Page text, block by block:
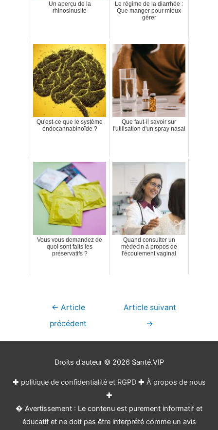
Un aperçu de la
rhinosinusite
Le régime de la diarrhée :
Que manger pour mieux
gérer
Qu'est-ce que le système
endocannabinoïde ?
Que faut-il savoir sur
l'utilisation d'un spray nasal
Vous vous demandez de
quoi sont faits les
préservatifs ?
Quand consulter un
médecin à propos de
l'écoulement vaginal
Navigation
← Article
précédent
Article suivant
→
Droits d'auteur © 2026 Santé.VIP
✚ politique de confidentialité et RGPD✚ À propos de nous
✚
� Avertissement : Le contenu est purement informatif et
éducatif et ne doit pas être interprété comme un avis